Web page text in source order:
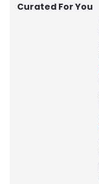
Curated For You